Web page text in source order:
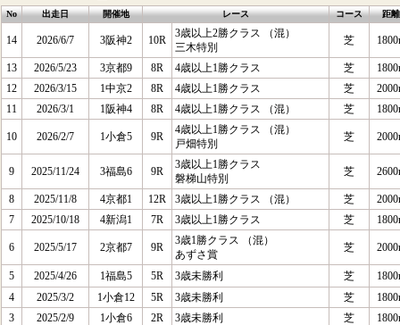
No 出走日 開催地 レース コース 距離
14 2026/6/7 3阪神2 10R
3歳以上2勝クラス （混）
三木特別
芝
13 2026/5/23 3京都9 8R 4歳以上1勝クラス 芝
12
2026/3/15 1中京2 8R 4歳以上1勝クラス 芝
11
2026/3/1 1阪神4 8R 4歳以上1勝クラス （混） 芝
10 2026/2/7 1小倉5 9R
4歳以上1勝クラス （混）
戸畑特別
芝
9 2025/11/24 3福島6 9R
3歳以上1勝クラス
磐梯山特別
芝
8 2025/11/8 4京都1 12R 3歳以上1勝クラス （混） 芝
7
2025/10/18 4新潟1 7R 3歳以上1勝クラス 芝
6 2025/5/17 2京都7 9R
3歳1勝クラス （混）
あずさ賞
芝
5 2025/4/26 1福島5 5R 3歳未勝利 芝
4
2025/3/2 1小倉12 5R 3歳未勝利 芝
3
2025/2/9 1小倉6 2R 3歳未勝利 芝